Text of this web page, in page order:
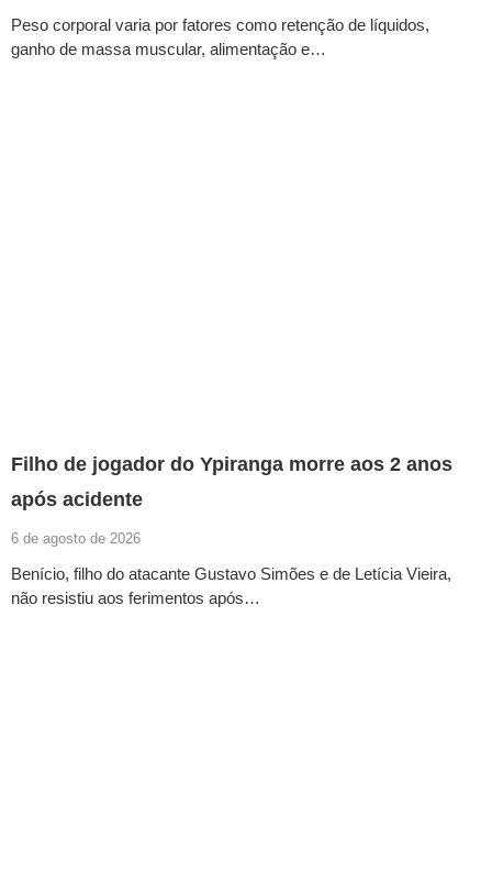
Peso corporal varia por fatores como retenção de líquidos,
ganho de massa muscular, alimentação e…
Filho de jogador do Ypiranga morre aos 2 anos
após acidente
6 de agosto de 2026
Benício, filho do atacante Gustavo Simões e de Letícia Vieira,
não resistiu aos ferimentos após…